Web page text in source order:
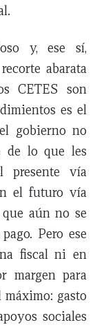
y, ese sí,
abarata
CETES son
es el
gobierno no
de lo que les
presente vía
el futuro vía
aún no se
Pero ese
fiscal ni en
margen para
gasto
sociales